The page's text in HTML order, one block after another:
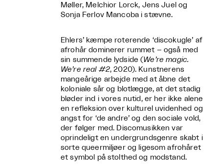
Møller, Melchior Lorck, Jens Juel og
Sonja Ferlov Mancoba i stævne.
Ehlers’ kæmpe roterende ‘discokugle’ af
afrohår dominerer rummet – også med
sin summende lydside ( We’re magic.
We’re real #2, 2020). Kunstnerens
mangeårige arbejde med at åbne det
koloniale sår og blotlægge, at det stadig
bløder ind i vores nutid, er her ikke alene
en refleksion over kulturel uvidenhed og
angst for ‘de andre’ og den sociale vold,
der følger med. Discomusikken var
oprindeligt en undergrundsgenre skabt i
sorte queermiljøer og ligesom afrohåret
et symbol på stolthed og modstand.